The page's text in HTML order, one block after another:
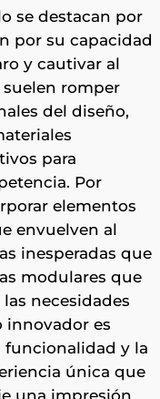
se destacan por
por su capacidad
y cautivar al
romper
del diseño,
para
Por
elementos
envuelven al
inesperadas que
modulares que
necesidades
innovador es
y la
única que